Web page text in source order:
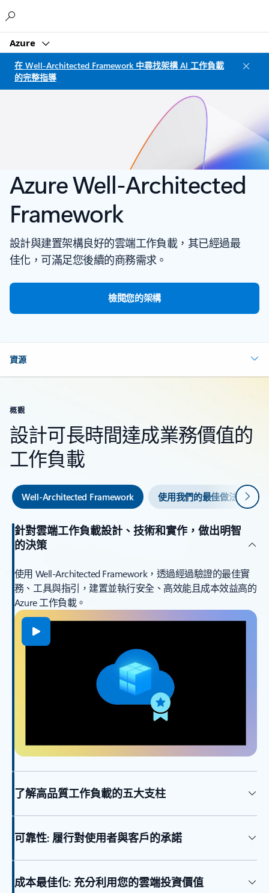
Azure
在 Well-Architected Framework 中尋找架構 AI 工作負載
的完整指導
Azure Well-Architected
Framework
設計與建置架構良好的雲端工作負載，其已經過最
佳化，可滿足您後續的商務需求。
檢閱您的架構
資源
概觀
設計可長時間達成業務價值的
工作負載
Well-Architected Framework 使用我們的最佳做法和工具
下一
針對雲端工作負載設計、技術和實作，做出明智
的決策
使用 Well-Architected Framework，透過經過驗證的最佳實
務、工具與指引，建置並執行安全、高效能且成本效益高的
Azure 工作負載。
了解高品質工作負載的五大支柱
可靠性: 履行對使用者與客戶的承諾
成本最佳化: 充分利用您的雲端投資價值